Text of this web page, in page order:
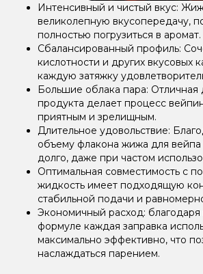
Интенсивный и чистый вкус:
великолепную вкусопередачу,
полностью погрузиться в аромат.
Сбалансированный профиль:
кислотности и других вкусовых
каждую затяжку
Большие облака пара: Отличная
продукта делает процесс
приятным и зрелищным.
Длительное удовольствие:
объему флакона жижа для
долго, даже при частом
Оптимальная совместимость с
жидкость имеет подходящую
стабильной подачи и
Экономичный расход:
формуле каждая заправка
максимально эффективно, что
наслаждаться парением.